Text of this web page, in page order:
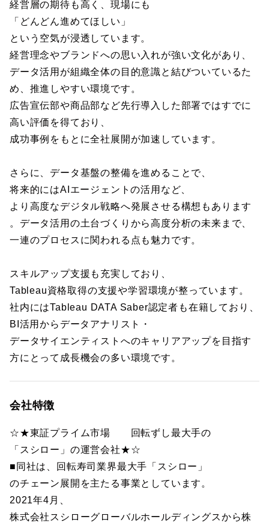
経営層の期待も高く、現場にも
「どんどん進めてほしい」
という空気が浸透しています。
経営理念やブランドへの思い入れが強い文化があり、
データ活用が組織全体の目的意識と結びついているた
め、推進しやすい環境です。
広告宣伝部や商品部など先行導入した部署ではすでに
高い評価を得ており、
成功事例をもとに全社展開が加速しています。
さらに、データ基盤の整備を進めることで、
将来的にはAIエージェントの活用など、
より高度なデジタル戦略へ発展させる構想もあります
。データ活用の土台づくりから高度分析の未来まで、
一連のプロセスに関われる点も魅力です。
スキルアップ支援も充実しており、
Tableau資格取得の支援や学習環境が整っています。
社内にはTableau DATA Saber認定者も在籍しており、
BI活用からデータアナリスト・
データサイエンティストへのキャリアアップを目指す
方にとって成長機会の多い環境です。
会社特徴
☆★東証プライム市場 回転ずし最大手の
「スシロー」の運営会社★☆
■同社は、回転寿司業界最大手「スシロー」
のチェーン展開を主たる事業としています。
2021年4月、
株式会社スシローグローバルホールディングスから株